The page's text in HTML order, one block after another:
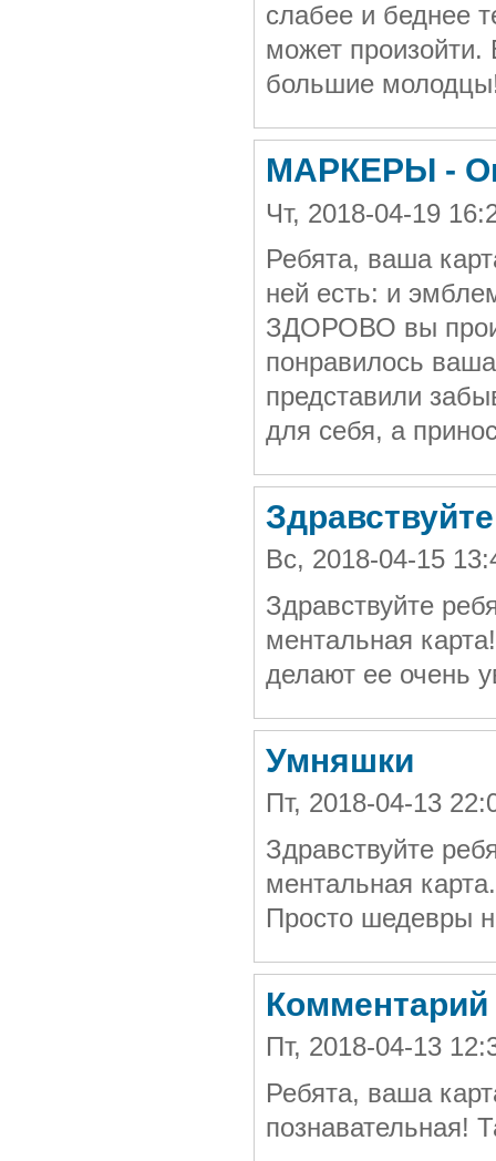
слабее и беднее
может
большие
МАРКЕРЫ -
Чт, 2018-04-19
Ребята, ваша
ней есть: и
ЗДОРОВО вы
понравилось
представили
для себя, а
Вс, 2018-04-15
Здравствуйте
ментальная
делают ее очень
Умняшки
Пт, 2018-04-13
Здравствуйте
ментальная
Просто шедевры
Комментарий
Пт, 2018-04-13
Ребята, ваша
познавательная!